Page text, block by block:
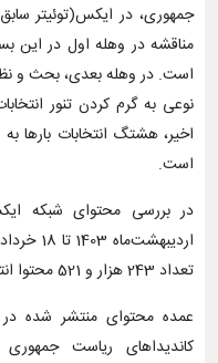
جمهوری، در ایکس(توئیتر
مناقشه در وهله اول در این
است. در وهله بعدی، بحث و نظر
نوعی به گرم کردن تنور
اخیر، هشتگ انتخابات بارها
است.
تعداد 243 هزار و 521 محتوا انتشار یافته است.
عمده محتوای منتشر شده
کاندیداهای ریاست